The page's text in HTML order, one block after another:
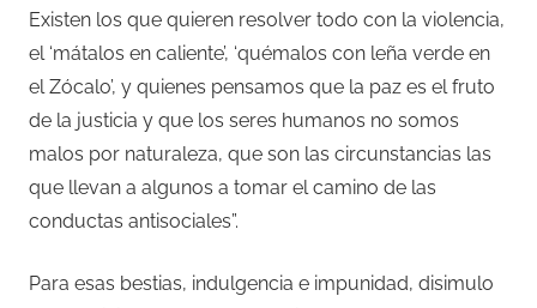
Existen los que quieren resolver todo con la violencia,
el ‘mátalos en caliente’, ‘quémalos con leña verde en
el Zócalo’, y quienes pensamos que la paz es el fruto
de la justicia y que los seres humanos no somos
malos por naturaleza, que son las circunstancias las
que llevan a algunos a tomar el camino de las
conductas antisociales”.
Para esas bestias, indulgencia e impunidad, disimulo